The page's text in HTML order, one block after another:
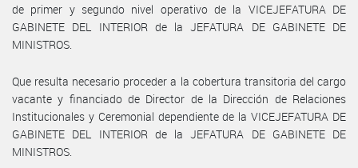
de primer y segundo nivel operativo de la VICEJEFATURA DE
GABINETE DEL INTERIOR de la JEFATURA DE GABINETE DE
MINISTROS.
Que resulta necesario proceder a la cobertura transitoria del cargo
vacante y financiado de Director de la Dirección de Relaciones
Institucionales y Ceremonial dependiente de la VICEJEFATURA DE
GABINETE DEL INTERIOR de la JEFATURA DE GABINETE DE
MINISTROS.